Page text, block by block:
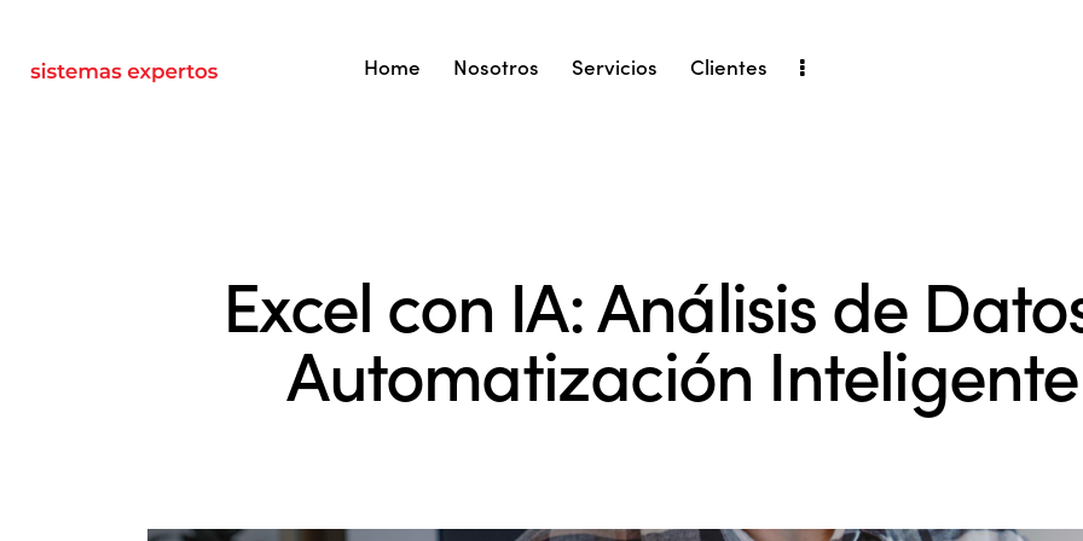
Home Nosotros Servicios Clientes
Excel con IA: Análisis de
Automatización Inteligente